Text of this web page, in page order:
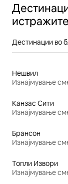
истражите
Дестинации во
Нешвил
Канзас Сити
Брансон
Топли Извори